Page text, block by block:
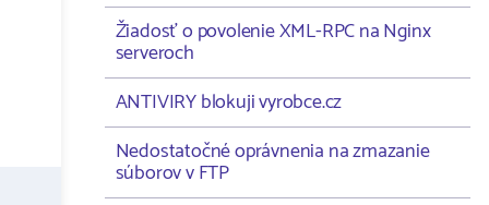
Žiadosť o povolenie XML-RPC na Nginx
serveroch
ANTIVIRY blokuji vyrobce.cz
Nedostatočné oprávnenia na zmazanie
súborov v FTP